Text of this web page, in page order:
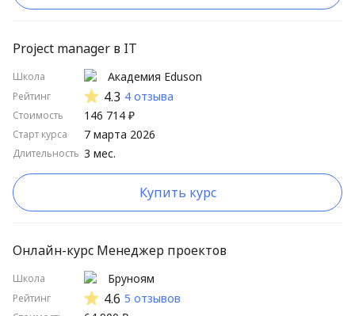
Project manager в IT
Школа
Рейтинг
Стоимость
Старт курса
Длительность
Академия Eduson
4.3 4 отзыва
146 714 ₽
3 мес.
7 марта 2026
Купить курс
Онлайн-курс Менеджер проектов
Школа
Рейтинг
Бруноям
4.6 5 отзывов